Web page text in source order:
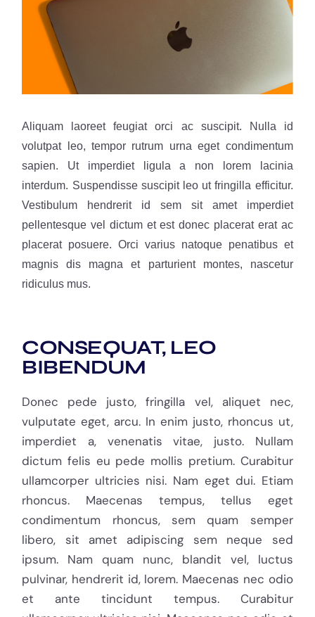
Aliquam laoreet feugiat orci ac suscipit. Nulla id
volutpat leo, tempor rutrum urna eget condimentum
sapien. Ut imperdiet ligula a non lorem lacinia
interdum. Suspendisse suscipit leo ut fringilla efficitur.
Vestibulum hendrerit id sem sit amet imperdiet
pellentesque vel dictum et est donec placerat erat ac
placerat posuere. Orci varius natoque penatibus et
magnis dis magna et parturient montes, nascetur
ridiculus mus.
CONSEQUAT, LEO
BIBENDUM
Donec pede justo, fringilla vel, aliquet nec,
vulputate eget, arcu. In enim justo, rhoncus ut,
imperdiet a, venenatis vitae, justo. Nullam
dictum felis eu pede mollis pretium. Curabitur
ullamcorper ultricies nisi. Nam eget dui. Etiam
rhoncus. Maecenas tempus, tellus eget
condimentum rhoncus, sem quam semper
libero, sit amet adipiscing sem neque sed
ipsum. Nam quam nunc, blandit vel, luctus
pulvinar, hendrerit id, lorem. Maecenas nec odio
et ante tincidunt tempus. Curabitur